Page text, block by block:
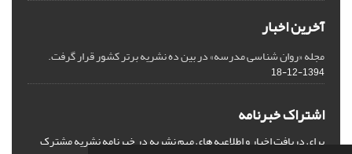
آخرین اخبار
مجله «روان شناسی مدرسه» در بین ده نشریه برتر کشور قرار گرفت.
1394-12-18
اشتراک خبرنامه
برای دریافت اخبار و اطلاعیه های مهم نشریه در خبرنامه نشریه مشترک